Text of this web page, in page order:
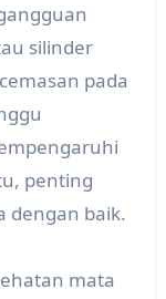
silinder
pada
penting
dengan baik.
mata